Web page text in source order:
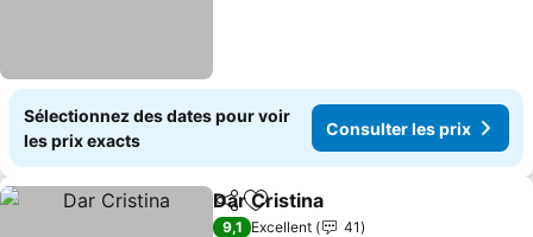
Sélectionnez des dates pour voir
les prix exacts
Consulter les prix
PartagerAjouter à mes favoris
Dar Cristina
9,1 Excellent
41